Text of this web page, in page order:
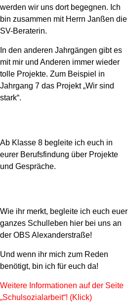
werden wir uns dort begegnen. Ich
bin zusammen mit Herrn Janßen die
SV-Beraterin.
In den anderen Jahrgängen gibt es
mit mir und Anderen immer wieder
tolle Projekte. Zum Beispiel in
Jahrgang 7 das Projekt „Wir sind
stark“.
Ab Klasse 8 begleite ich euch in
eurer Berufsfindung über Projekte
und Gespräche.
Wie ihr merkt, begleite ich euch euer
ganzes Schulleben hier bei uns an
der OBS Alexanderstraße!
Und wenn ihr mich zum Reden
benötigt, bin ich für euch da!
Weitere Informationen auf der Seite
„Schulsozialarbeit“! (Klick)